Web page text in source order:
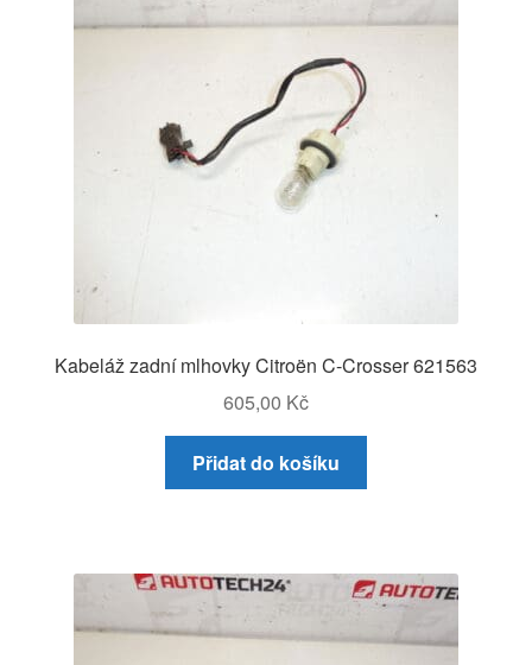
Kabeláž zadní mlhovky Citroën C-Crosser 621563
605,00 Kč
Přidat do košíku